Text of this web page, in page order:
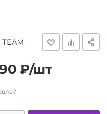
TEAM
₽/шт